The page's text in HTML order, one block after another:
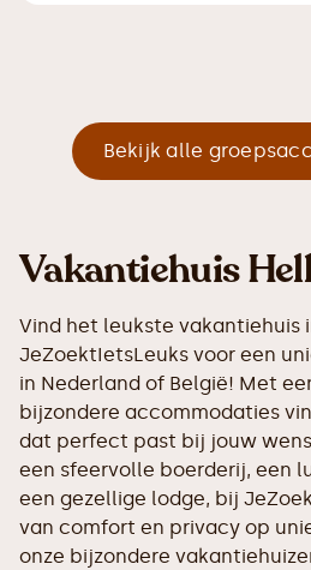
Bekijk alle
Vakantiehuis
Vind het leukste vakantiehuis
JeZoektIetsLeuks voor een
in Nederland of België! Met
bijzondere accommodaties
dat perfect past bij jouw
een sfeervolle boerderij, een
een gezellige lodge, bij
van comfort en privacy op
onze bijzondere